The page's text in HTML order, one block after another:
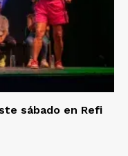
sábado en Refi